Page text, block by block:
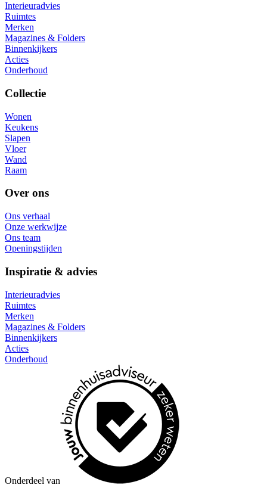
Interieuradvies
Ruimtes
Merken
Magazines & Folders
Binnenkijkers
Acties
Onderhoud
Collectie
Wonen
Keukens
Slapen
Vloer
Wand
Raam
Over ons
Ons verhaal
Onze werkwijze
Ons team
Openingstijden
Inspiratie & advies
Interieuradvies
Ruimtes
Merken
Magazines & Folders
Binnenkijkers
Acties
Onderhoud
Onderdeel van